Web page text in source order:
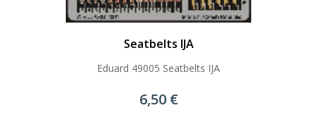
Seatbelts IJA
Eduard 49005 Seatbelts IJA
6,50 €